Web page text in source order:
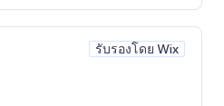
รับรองโดย Wix